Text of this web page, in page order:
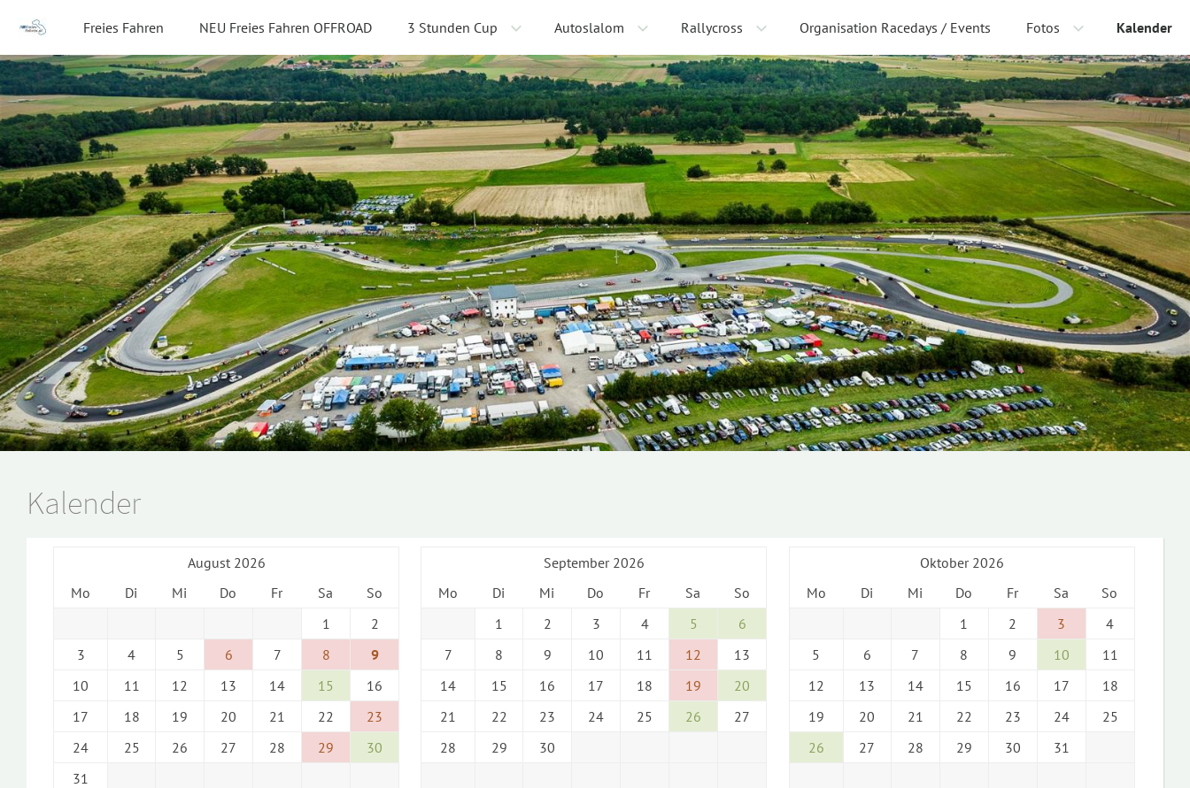
Freies Fahren NEU Freies Fahren OFFROAD 3 Stunden Cup Autoslalom Rallycross Organisation Racedays / Events Fotos Kalender
Kalender
August 2026
Mo
Di Mi Do Fr Sa
So
1
2
3
4 5 6 7 8
9
10
11 12 13 14 15
16
17
18 19 20 21 22
23
24
25 26 27 28 29
30
31
September 2026
Mo
Di Mi Do Fr Sa
So
1
2 3 4 5
6
7
8 9 10 11 12
13
14
15 16 17 18 19
20
21
22 23 24 25 26
27
28
29 30
Oktober 2026
Mo
Di Mi Do Fr Sa
So
1
2 3
4
5
6 7 8 9 10
11
12
13 14 15 16 17
18
19
20 21 22 23 24
25
26
27 28 29 30 31